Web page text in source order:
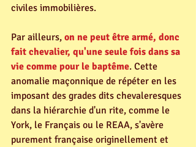
civiles immobilières.
Par ailleurs, on ne peut être armé, donc
fait chevalier, qu'une seule fois dans sa
vie comme pour le baptême. Cette
anomalie maçonnique de répéter en les
imposant des grades dits chevaleresques
dans la hiérarchie d'un rite, comme le
York, le Français ou le REAA, s'avère
purement française originellement et